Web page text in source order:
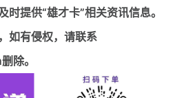
时提供“雄才卡”相关资讯信息。
如有侵权，请联系
除。